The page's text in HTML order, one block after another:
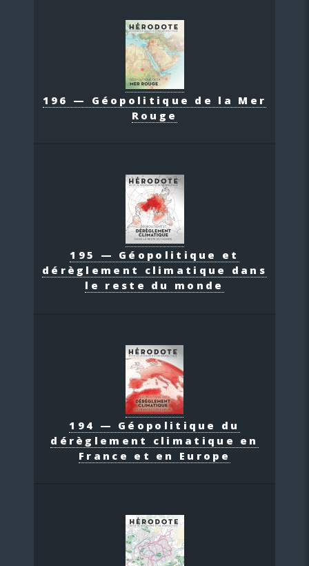
196 — Géopolitique de la Mer
Rouge
195 — Géopolitique et
dérèglement climatique dans
le reste du monde
194 — Géopolitique du
dérèglement climatique en
France et en Europe